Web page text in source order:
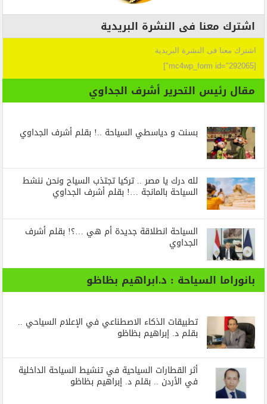
اشترك معنا فى النشرة البريدية
اشترك معنا فى النشرة البريدية
[mc4wp_form id="292065"]
مقال رئيس التحرير أشرف الجداوي
بسنت و دياسطي السياحة ..! بقلم أشرف الجداوي
لله درك يا مصر .. تركيا تجتذب السياح ونحن ننشط
السياحة بالمانجة …! بقلم أشرف الجداوي
السياحة انطلاقة جديدة أم هي …؟! بقلم أشرف
الجداوي
بانوراما السياحة : د.ابراهيم بظاظو
تطبيقات الذكاء الاصطناعي في الإعلام السياحي ..
بقلم د. إبراهيم بظاظو
أثر القطارات السياحية في تنشيط السياحة الداخلية
في الأردن .. بقلم د. إبراهيم بظاظو